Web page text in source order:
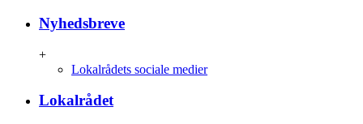
Nyhedsbreve
+
Lokalrådets sociale medier
Lokalrådet